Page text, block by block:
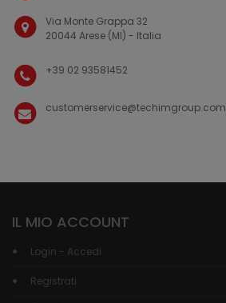
Via Monte Grappa 32
20044 Arese (MI) - Italia
+39 02 93581452
customerservice@techimgroup.com
IL MIO ACCOUNT
Login - Accedi
Registrati